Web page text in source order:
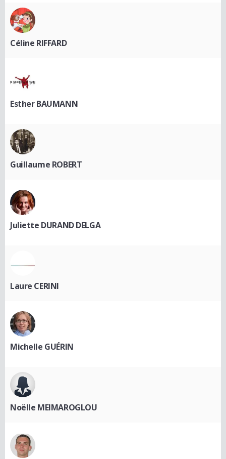
Céline RIFFARD
Esther BAUMANN
Guillaume ROBERT
Juliette DURAND DELGA
Laure CERINI
Michelle GUÉRIN
Noëlle MEIMAROGLOU